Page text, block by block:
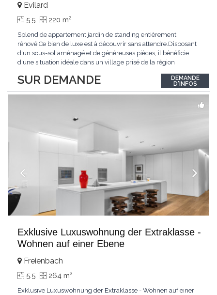
SUR DEMANDE
Evilard
5.5 220 m2
Splendide appartement jardin de standing entièrement
rénové.Ce bien de luxe est à découvrir sans attendre.Disposant
d'un sous-sol aménagé et de généreuses pièces, il bénéficie
d'une situation idéale dans un village prisé de la région
hors du commun tout au long de la journée.Points forts:4
grandes chambresUn vaste séjour...
DEMANDE
D'INFOS
Exklusive Luxuswohnung der Extraklasse -
Wohnen auf einer Ebene
Freienbach
5.5 264 m2
Exklusive Luxuswohnung der Extraklasse - Wohnen auf einer